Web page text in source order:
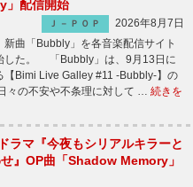
」配信開始
Ｊ－ＰＯＰ
2026年8月7日
曲「Bubbly」を各音楽配信サイト
した。 「Bubbly」は、9月13日に
【Bimi Live Galley #11 -Bubbly-】の
々の不安や不条理に対して … 続きを
ラマ『今夜もシリアルキラーと
』OP曲「Shadow Memory」